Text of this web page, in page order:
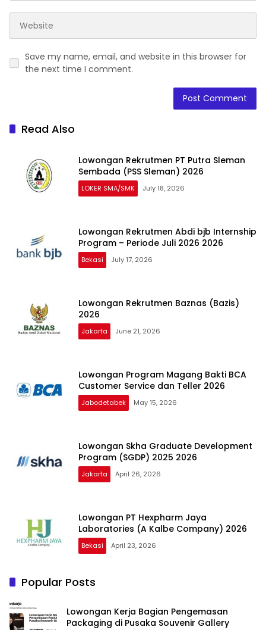
Save my name, email, and website in this browser for
the next time I comment.
Read Also
Lowongan Rekrutmen PT Putra Sleman
Sembada (PSS Sleman) 2026
LOKER SMA/SMK July 18, 2026
Lowongan Rekrutmen Abdi bjb Internship
Program – Periode Juli 2026 2026
Bekasi July 17, 2026
Lowongan Rekrutmen Baznas (Bazis)
2026
Jakarta June 21, 2026
Lowongan Program Magang Bakti BCA
Customer Service dan Teller 2026
Jabodetabek May 15, 2026
Lowongan Skha Graduate Development
Program (SGDP) 2025 2026
Jakarta April 26, 2026
Lowongan PT Hexpharm Jaya
Laboratories (A Kalbe Company) 2026
Bekasi April 23, 2026
Popular Posts
Lowongan Kerja Bagian Pengemasan
Packaging di Pusaka Souvenir Gallery